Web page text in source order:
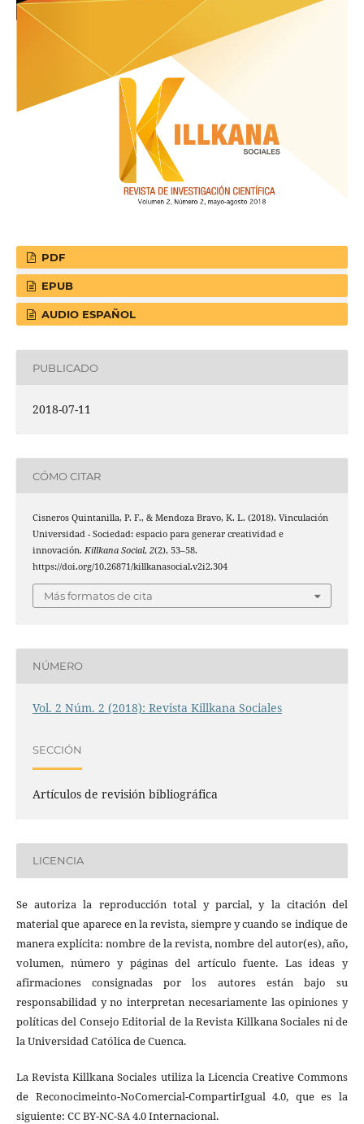
PDF
EPUB
AUDIO ESPAÑOL
PUBLICADO
2018-07-11
CÓMO CITAR
Cisneros Quintanilla, P. F., & Mendoza Bravo, K. L. (2018). Vinculación
Universidad - Sociedad: espacio para generar creatividad e
innovación. Killkana Social, 2(2), 53–58.
https://doi.org/10.26871/killkanasocial.v2i2.304
Más formatos de cita
NÚMERO
Vol. 2 Núm. 2 (2018): Revista Killkana Sociales
SECCIÓN
Artículos de revisión bibliográfica
LICENCIA
Se autoriza la reproducción total y parcial, y la citación del
material que aparece en la revista, siempre y cuando se indique de
manera explícita: nombre de la revista, nombre del autor(es), año,
volumen, número y páginas del artículo fuente. Las ideas y
afirmaciones consignadas por los autores están bajo su
responsabilidad y no interpretan necesariamente las opiniones y
políticas del Consejo Editorial de la Revista Killkana Sociales ni de
la Universidad Católica de Cuenca.
La Revista Killkana Sociales utiliza la Licencia Creative Commons
de Reconocimeinto-NoComercial-CompartirIgual 4.0, que es la
siguiente: CC BY-NC-SA 4.0 Internacional.